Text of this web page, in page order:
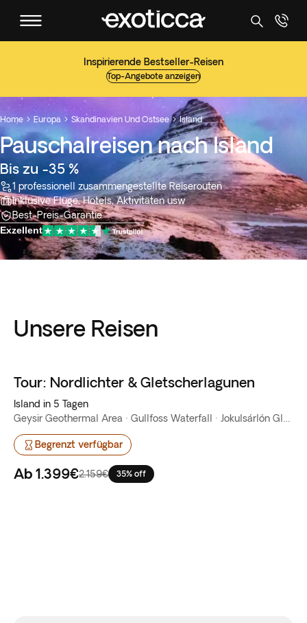
Inspirierende Bestseller-Reisen
Top-Angebote anzeigen
Home  Europa  Skandinavien Und Ostsee  Island
Pauschalreisen nach Island
Bis zu -35 %
1 professionell zusammengestellte Reiserouten
Inklusive Flüge, Hotels, Aktivitäten usw
Best-Preis-Garantie
Exzellent
Unsere Reisen
Favoriten
Tour: Nordlichter & Gletscherlagunen
Island in 5 Tagen
Begrenzt verfügbar
Ab 1.399€2.159€ 35% off